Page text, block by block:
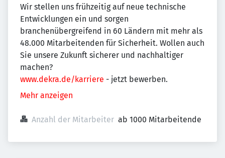
Wir stellen uns frühzeitig auf neue technische
Entwicklungen ein und sorgen
branchenübergreifend in 60 Ländern mit mehr als
48.000 Mitarbeitenden für Sicherheit. Wollen auch
Sie unsere Zukunft sicherer und nachhaltiger
machen?
www.dekra.de/karriere - jetzt bewerben.
Mehr anzeigen
Anzahl der Mitarbeiter ab 1000 Mitarbeitende